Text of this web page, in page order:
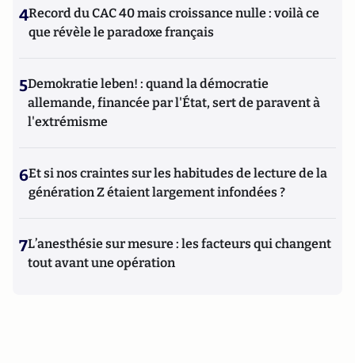
4Record du CAC 40 mais croissance nulle : voilà ce
que révèle le paradoxe français
5Demokratie leben! : quand la démocratie
allemande, financée par l'État, sert de paravent à
l'extrémisme
6Et si nos craintes sur les habitudes de lecture de la
génération Z étaient largement infondées ?
7L’anesthésie sur mesure : les facteurs qui changent
tout avant une opération